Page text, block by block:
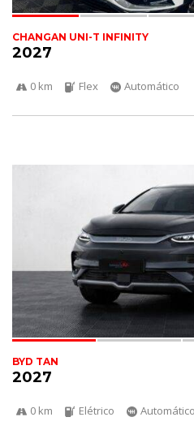
CHANGAN UNI-T INFINITY
2027
0 km Flex Automático
BYD TAN
2027
0 km Elétrico Automático